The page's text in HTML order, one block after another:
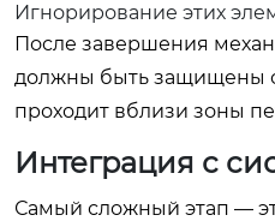
Игнорирование этих
После завершения
должны быть защищены
проходит вблизи зоны
Интеграция с
Самый сложный этап —